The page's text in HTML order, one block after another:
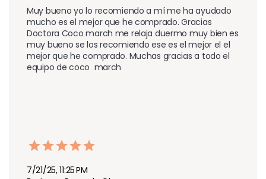
Muy bueno yo lo recomiendo a mí me ha ayudado
mucho es el mejor que he comprado. Gracias
Doctora Coco march me relaja duermo muy bien es
muy bueno se los recomiendo ese es el mejor el el
mejor que he comprado. Muchas gracias a todo el
equipo de coco  march
7/21/25, 11:25 PM